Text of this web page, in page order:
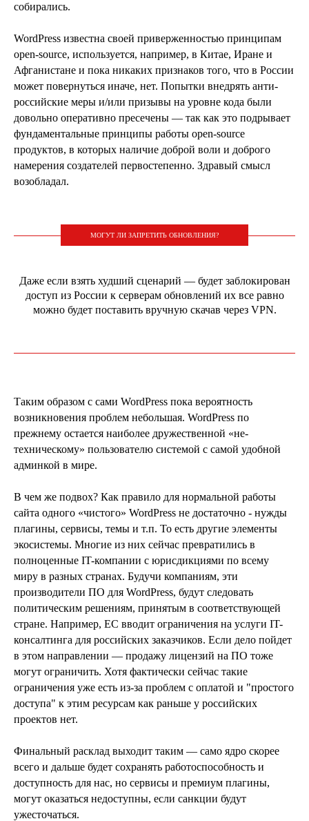
собирались.
WordPress известна своей приверженностью принципам
open-source, используется, например, в Китае, Иране и
Афганистане и пока никаких признаков того, что в России
может повернуться иначе, нет. Попытки внедрять анти-
российские меры и/или призывы на уровне кода были
довольно оперативно пресечены — так как это подрывает
фундаментальные принципы работы open-source
продуктов, в которых наличие доброй воли и доброго
намерения создателей первостепенно. Здравый смысл
возобладал.
МОГУТ ЛИ ЗАПРЕТИТЬ ОБНОВЛЕНИЯ?
Даже если взять худший сценарий — будет заблокирован
доступ из России к серверам обновлений их все равно
можно будет поставить вручную скачав через VPN.
Таким образом с сами WordPress пока вероятность
возникновения проблем небольшая. WordPress по
прежнему остается наиболее дружественной «не-
техническому» пользователю системой с самой удобной
админкой в мире.
В чем же подвох? Как правило для нормальной работы
сайта одного «чистого» WordPress не достаточно - нужды
плагины, сервисы, темы и т.п. То есть другие элементы
экосистемы. Многие из них сейчас превратились в
полноценные IT-компании с юрисдикциями по всему
миру в разных странах. Будучи компаниям, эти
производители ПО для WordPress, будут следовать
политическим решениям, принятым в соответствующей
стране. Например, ЕС вводит ограничения на услуги IT-
консалтинга для российских заказчиков. Если дело пойдет
в этом направлении — продажу лицензий на ПО тоже
могут ограничить. Хотя фактически сейчас такие
ограничения уже есть из-за проблем с оплатой и "простого
доступа" к этим ресурсам как раньше у российских
проектов нет.
Финальный расклад выходит таким — само ядро скорее
всего и дальше будет сохранять работоспособность и
доступность для нас, но сервисы и премиум плагины,
могут оказаться недоступны, если санкции будут
ужесточаться.